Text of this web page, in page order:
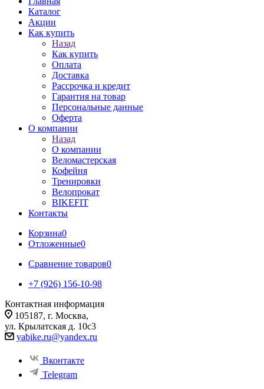
Каталог
Акции
Как купить
Назад
Как купить
Оплата
Доставка
Рассрочка и кредит
Гарантия на товар
Персональные данные
Оферта
О компании
Назад
О компании
Веломастерская
Кофейня
Тренировки
Велопрокат
BIKEFIT
Контакты
Корзина0
Отложенные0
Сравнение товаров0
+7 (926) 156-10-98
Контактная информация
105187, г. Москва,
ул. Крылатская д. 10с3
yabike.ru@yandex.ru
Вконтакте
Telegram